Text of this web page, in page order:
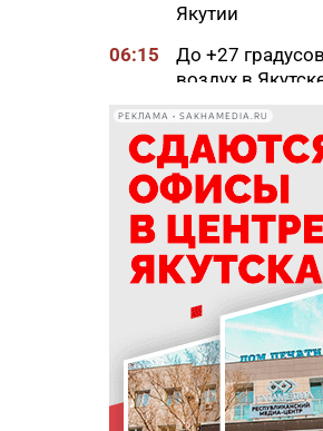
Якутии
06:15
До +27
воздух в
21:00
Деловая
охватывает
20:33
В Якутии
20:02
Более 230
получили за
поддержку
19:48
В Якутии
приоритеты
«Движения
РЕКЛАМА • SAKHAMEDIA.RU